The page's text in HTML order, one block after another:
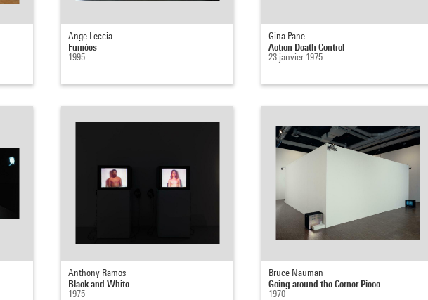
Ange Leccia
Fumées
1995
Gina Pane
Action Death Control
23 janvier 1975
Anthony Ramos
Black and White
1975
Bruce Nauman
Going around the Corner Piece
1970